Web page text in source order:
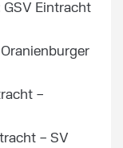
GSV Eintracht
–
– SV